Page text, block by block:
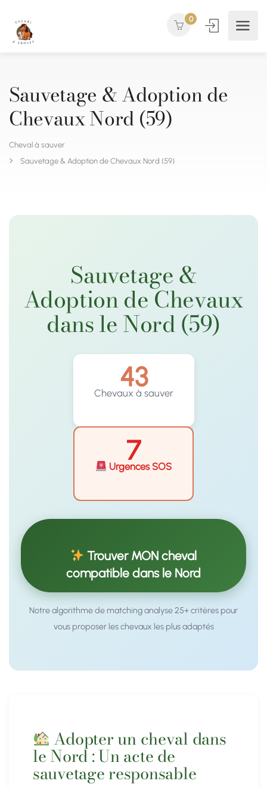
0
Sauvetage & Adoption de
Chevaux Nord (59)
Cheval à sauver
Sauvetage & Adoption de Chevaux Nord (59)
Sauvetage &
Adoption de Chevaux
dans le Nord (59)
43
Chevaux à sauver
7
Urgences SOS
Trouver MON cheval
compatible dans le Nord
Notre algorithme de matching analyse 25+ critères pour
vous proposer les chevaux les plus adaptés
Adopter un cheval dans
le Nord : Un acte de
sauvetage responsable